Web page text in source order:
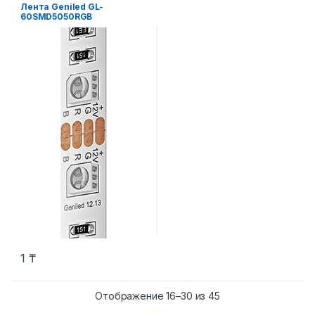
Лента Geniled GL-
60SMD5050RGB
1 ₸
Отображение 16–30 из 45Сортировка: по